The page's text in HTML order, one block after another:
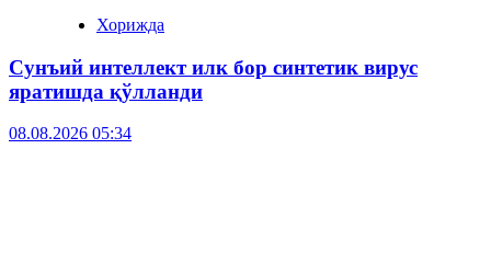
Хорижда
Сунъий интеллект илк бор синтетик вирус
яратишда қўлланди
08.08.2026 05:34